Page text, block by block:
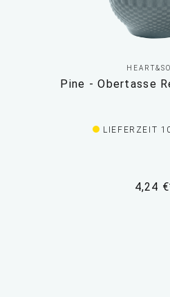
Pine - Obertasse
LIEFERZEIT
4,24